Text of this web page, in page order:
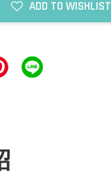
ADD TO WISHLIST